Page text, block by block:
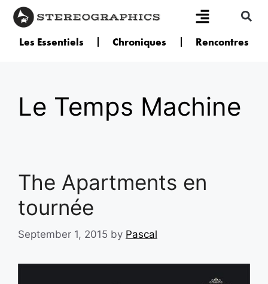
Les Essentiels Chroniques Rencontres
Le Temps Machine
The Apartments en
tournée
September 1, 2015 by Pascal